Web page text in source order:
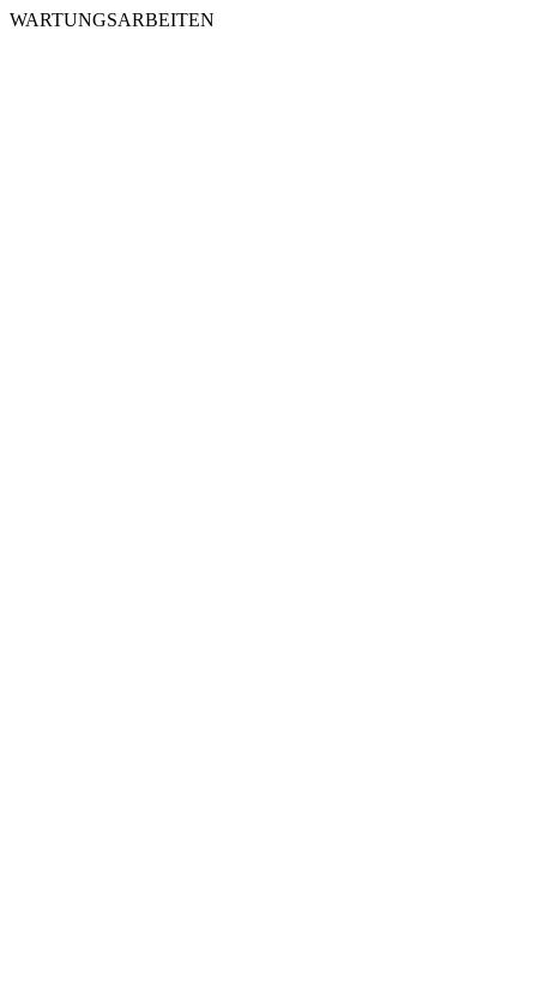
WARTUNGSARBEITEN